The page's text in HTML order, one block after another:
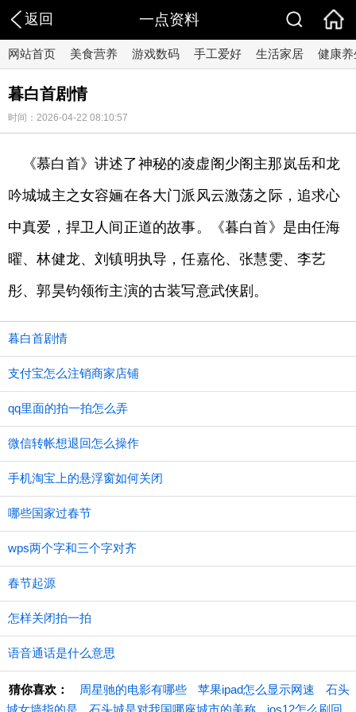
返回 一点资料
网站首页 美食营养 游戏数码 手工爱好 生活家居 健康养
暮白首剧情
时间：2026-04-22 08:10:57
《慕白首》讲述了神秘的凌虚阁少阁主那岚岳和龙
吟城城主之女容婳在各大门派风云激荡之际，追求心
中真爱，捍卫人间正道的故事。《暮白首》是由任海
曜、林健龙、刘镇明执导，任嘉伦、张慧雯、李艺
彤、郭昊钧领衔主演的古装写意武侠剧。
暮白首剧情
支付宝怎么注销商家店铺
qq里面的拍一拍怎么弄
微信转帐想退回怎么操作
手机淘宝上的悬浮窗如何关闭
哪些国家过春节
wps两个字和三个字对齐
春节起源
怎样关闭拍一拍
语音通话是什么意思
猜你喜欢： 周星驰的电影有哪些 苹果ipad怎么显示网速
石头
城女墙指的是
石头城是对我国哪座城市的美称 ios12怎么刷回